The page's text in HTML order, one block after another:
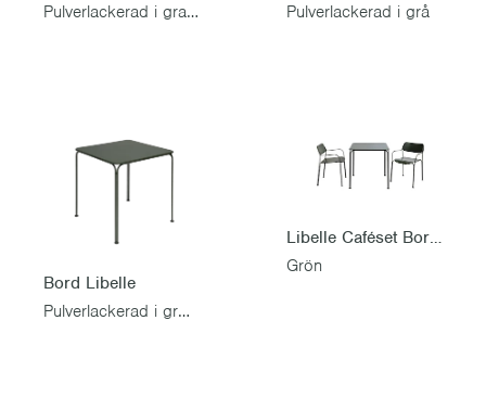
Pulverlackerad i grafitgrå
Pulverlackerad i grå
Bord Libelle
Pulverlackerad i grönt
Libelle Caféset Bord & 2 stolar
Grön